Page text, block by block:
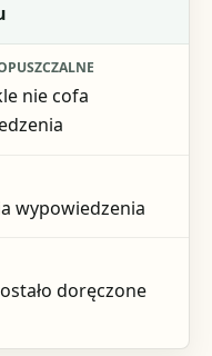
nie cofa
wypowiedzenia
doręczone